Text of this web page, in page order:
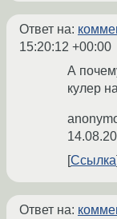
Ответ на:
15:20:12 +00:00
А
кулер
Ссылка
Ответ на: